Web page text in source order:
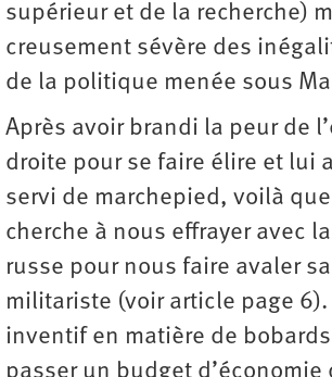
supérieur et de la recherche)
creusement sévère des
de la politique menée sous
Après avoir brandi la peur de
droite pour se faire élire et lui
servi de marchepied, voilà
cherche à nous effrayer avec
russe pour nous faire avaler
militariste (voir article page
inventif en matière de